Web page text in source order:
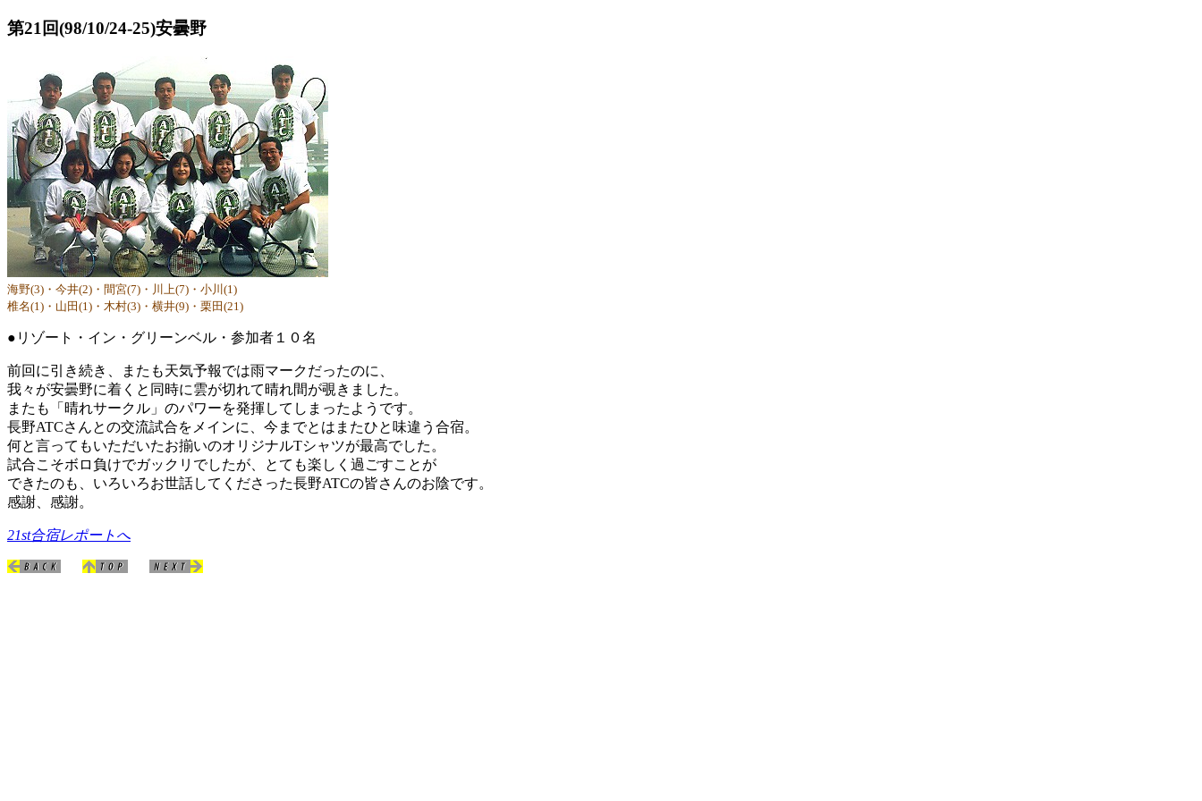
第21回(98/10/24-25)安曇野
海野(3)・今井(2)・間宮(7)・川上(7)・小川(1)
椎名(1)・山田(1)・木村(3)・横井(9)・栗田(21)
●リゾート・イン・グリーンベル・参加者１０名
前回に引き続き、またも天気予報では雨マークだったのに、
我々が安曇野に着くと同時に雲が切れて晴れ間が覗きました。
またも「晴れサークル」のパワーを発揮してしまったようです。
長野ATCさんとの交流試合をメインに、今までとはまたひと味違う合宿。
何と言ってもいただいたお揃いのオリジナルTシャツが最高でした。
試合こそボロ負けでガックリでしたが、とても楽しく過ごすことが
できたのも、いろいろお世話してくださった長野ATCの皆さんのお陰です。
感謝、感謝。
21st合宿レポートへ